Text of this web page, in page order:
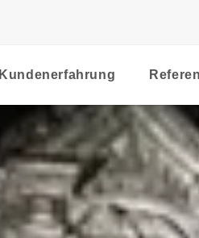
Kundenerfahrung